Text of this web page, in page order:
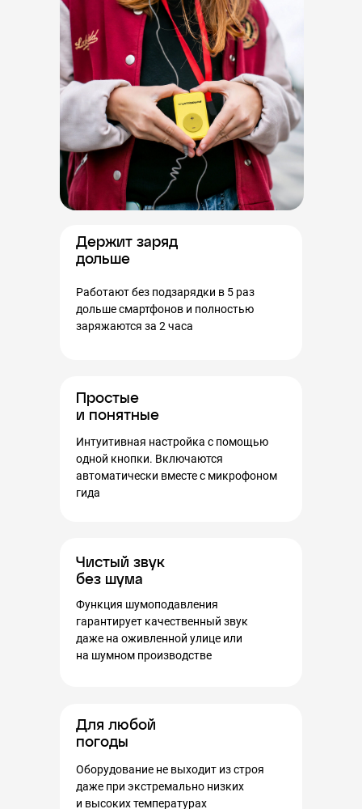
Для любой
погоды
Оборудование не выходит из строя
даже при экстремально низких
и высоких температурах
Чистый звук
без шума
Функция шумоподавления
гарантирует качественный звук
даже на оживленной улице или
на шумном производстве
Простые
и понятные
Интуитивная настройка с помощью
одной кнопки. Включаются
автоматически вместе с микрофоном
гида
Работают без подзарядки в 5 раз
дольше смартфонов и полностью
заряжаются за 2 часа
Держит заряд
дольше